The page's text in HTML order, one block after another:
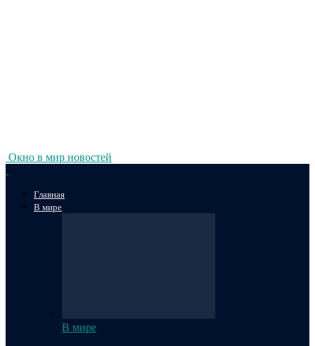
Окно в мир новостей
Главная
В мире
В мире